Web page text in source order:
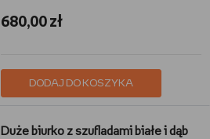
680,00 zł
DODAJ DO KOSZYKA
Duże biurko z szufladami białe i dąb